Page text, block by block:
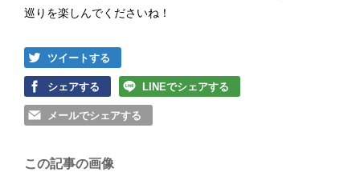
巡りを楽しんでくださいね！
ツイートする
シェアする LINEでシェアする
メールでシェアする
この記事の画像